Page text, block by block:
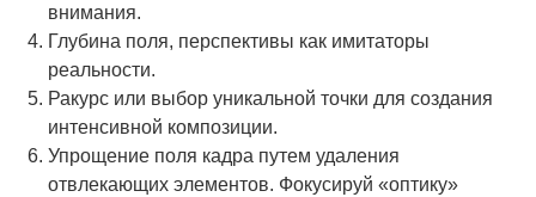
внимания.
Глубина поля, перспективы как имитаторы
реальности.
Ракурс или выбор уникальной точки для создания
интенсивной композиции.
Упрощение поля кадра путем удаления
отвлекающих элементов. Фокусируй «оптику»